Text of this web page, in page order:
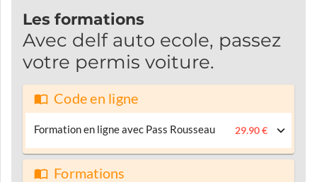
Les formations
Avec delf auto ecole, passez
votre permis voiture.
Code en ligne
Formation en ligne avec Pass Rousseau 29.90 €
Formations